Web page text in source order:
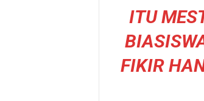
ITU
FIKIR